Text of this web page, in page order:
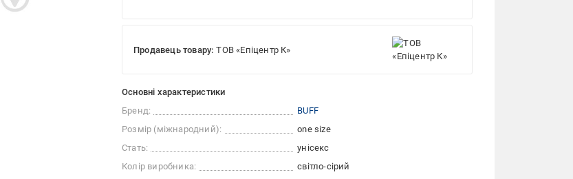
Продавець товару: ТОВ «Епіцентр К»
Основні характеристики
Бренд:
BUFF
Розмір (міжнародний):
one size
Стать:
унісекс
Колір виробника:
світло-сірий